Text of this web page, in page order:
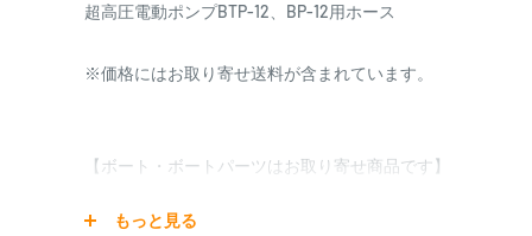
超高圧電動ポンプBTP-12、BP-12用ホース
※価格にはお取り寄せ送料が含まれています。
【ボート・ボートパーツはお取り寄せ商品です】
メーカー在庫切れの場合は、ご注文をキャンセル又は予約
もっと見る